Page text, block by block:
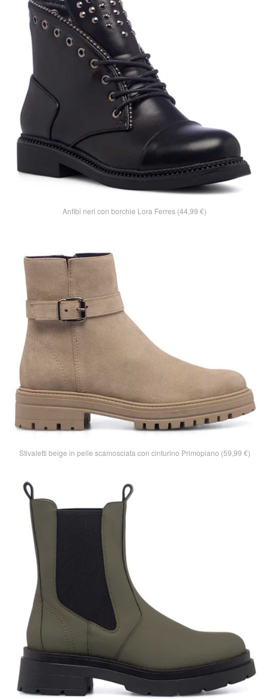
Anfibi neri con borchie Lora Ferres (44,99 €)
Stivaletti beige in pelle scamosciata con cinturino Primopiano (59,99 €)